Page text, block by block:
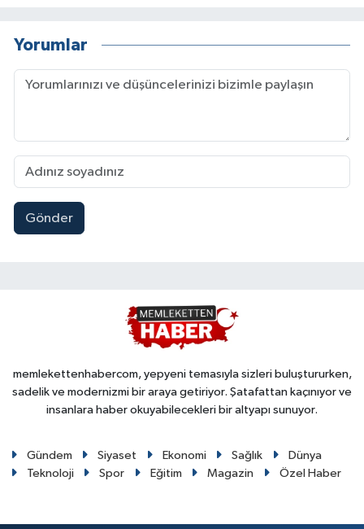
Yorumlar
Gönder
memlekettenhabercom, yepyeni temasıyla sizleri buluştururken,
sadelik ve modernizmi bir araya getiriyor. Şatafattan kaçınıyor ve
insanlara haber okuyabilecekleri bir altyapı sunuyor.
Gündem Siyaset Ekonomi Sağlık
Dünya
Teknoloji
Spor Eğitim Magazin Özel Haber